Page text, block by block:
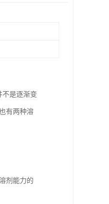
不是逐渐变
有两种溶
剂能力的